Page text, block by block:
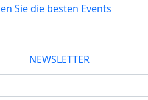
NEWSLETTER